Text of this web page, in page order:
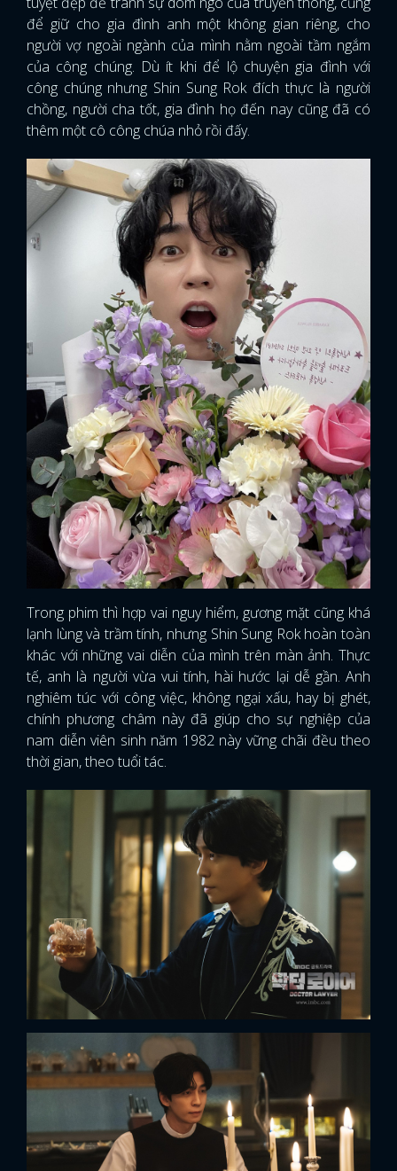
để giữ cho gia đình anh một không gian riêng, cho
người vợ ngoài ngành của mình nằm ngoài tầm ngắm
của công chúng. Dù ít khi để lộ chuyện gia đình với
công chúng nhưng Shin Sung Rok đích thực là người
chồng, người cha tốt, gia đình họ đến nay cũng đã có
thêm một cô công chúa nhỏ rồi đấy.
Trong phim thì hợp vai nguy hiểm, gương mặt cũng khá
lạnh lùng và trầm tính, nhưng Shin Sung Rok hoàn toàn
khác với những vai diễn của mình trên màn ảnh. Thực
tế, anh là người vừa vui tính, hài hước lại dễ gần. Anh
nghiêm túc với công việc, không ngại xấu, hay bị ghét,
chính phương châm này đã giúp cho sự nghiệp của
nam diễn viên sinh năm 1982 này vững chãi đều theo
thời gian, theo tuổi tác.